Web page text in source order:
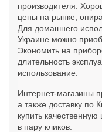
производителя.
цены на рынке,
Для домашнего
Украине можно
Экономить на
длительность
использование.
Интернет-магазины
а также доставку по
купить
в пару кликов.